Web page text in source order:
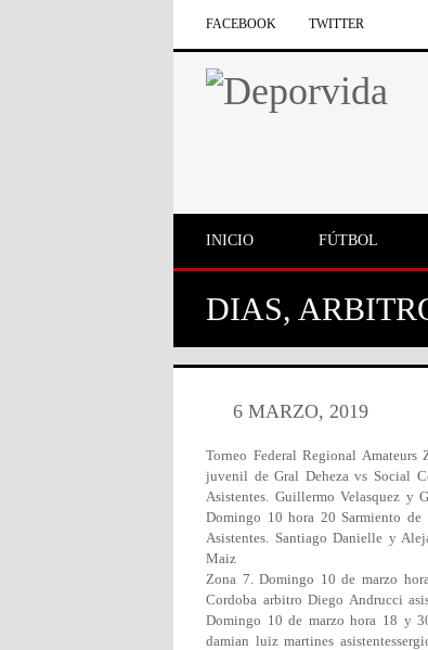
FACEBOOK TWITTER
INICIO FÚTBOL
DIAS,
6 MARZO, 2019
Torneo Federal Regional
juvenil de Gral Deheza vs Social
Asistentes. Guillermo Velasquez y
Domingo 10 hora 20 Sarmiento de
Asistentes. Santiago Danielle y
Maiz
Zona 7. Domingo 10 de marzo
Cordoba arbitro Diego Andrucci
Domingo 10 de marzo hora 18 y
damian luiz martines